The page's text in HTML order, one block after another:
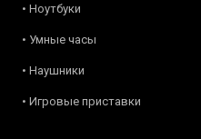
• Ноутбуки
• Умные часы
• Наушники
• Игровые приставки